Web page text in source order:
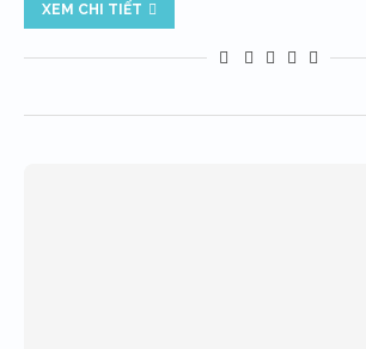
XEM CHI TIẾT